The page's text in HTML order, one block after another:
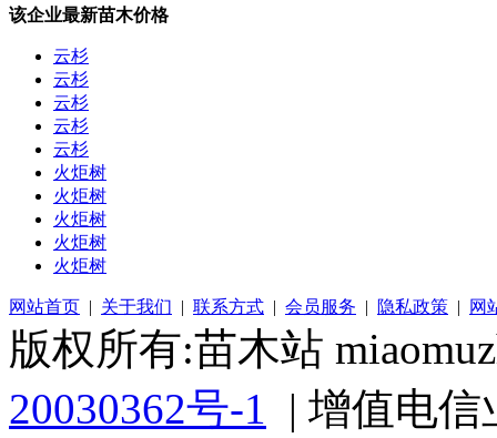
该企业最新苗木价格
云杉
云杉
云杉
云杉
云杉
火炬树
火炬树
火炬树
火炬树
火炬树
网站首页 | 关于我们 | 联系方式 | 会员服务 | 隐私政策 | 网
版权所有:苗木站
20030362号-1 | 增值电